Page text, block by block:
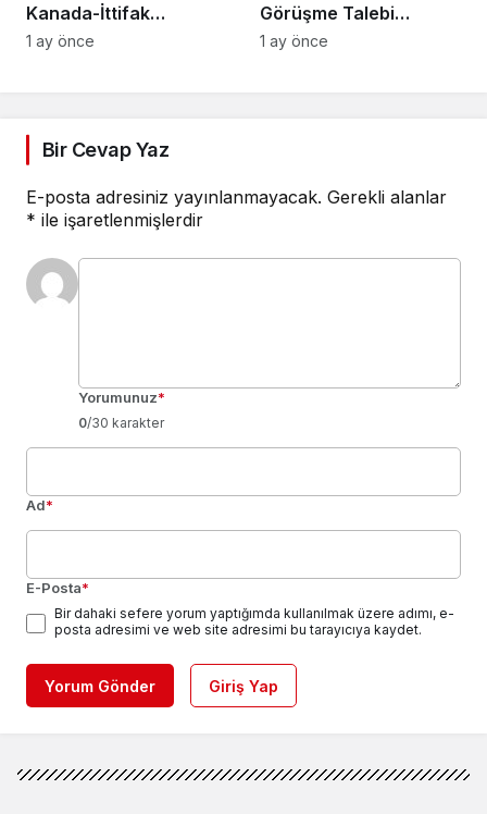
Kanada-İttifak
Görüşmesi!
1 ay önce
Görüşme Talebi
Belirsizliğe Dönüştü
1 ay önce
Bir Cevap Yaz
E-posta adresiniz yayınlanmayacak. Gerekli alanlar
* ile işaretlenmişlerdir
Yorumunuz*
0/30 karakter
Ad*
E-Posta*
Bir dahaki sefere yorum yaptığımda kullanılmak üzere adımı, e-
posta adresimi ve web site adresimi bu tarayıcıya kaydet.
Yorum Gönder Giriş Yap